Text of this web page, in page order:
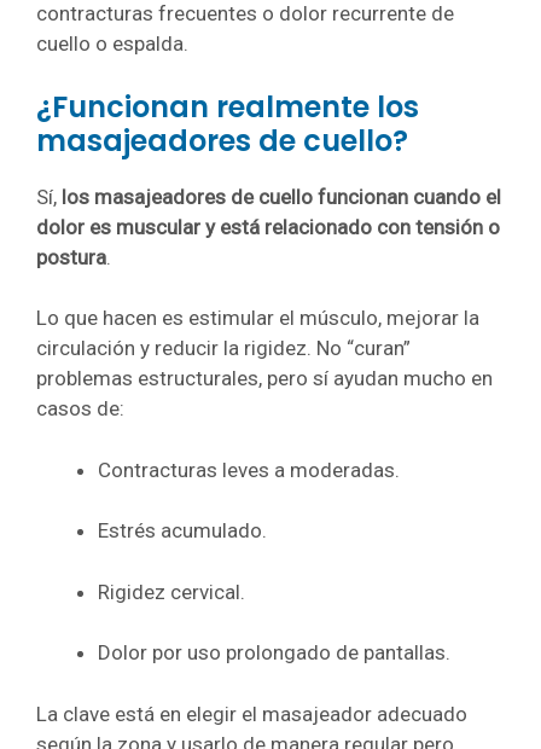
contracturas frecuentes o dolor recurrente de
cuello o espalda.
¿Funcionan realmente los
masajeadores de cuello?
Sí, los masajeadores de cuello funcionan cuando el
dolor es muscular y está relacionado con tensión o
postura.
Lo que hacen es estimular el músculo, mejorar la
circulación y reducir la rigidez. No “curan”
problemas estructurales, pero sí ayudan mucho en
casos de:
Contracturas leves a moderadas.
Estrés acumulado.
Rigidez cervical.
Dolor por uso prolongado de pantallas.
La clave está en elegir el masajeador adecuado
según la zona y usarlo de manera regular pero